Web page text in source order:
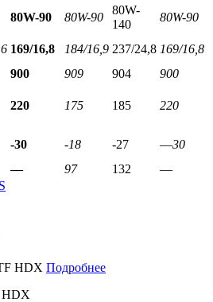
80W-90 80W-90
80W-
140
80W-90
169/16,8 184/16,9 237/24,8 169/16,8
900 909 904
900
220 175 185 220
-30 -18 -27 —30
— 97 132
—
Подробнее
HDX